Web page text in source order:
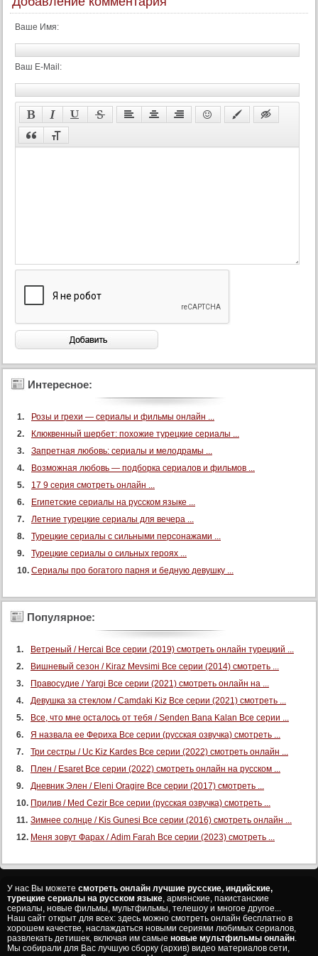
Ваше Имя:
Ваш E-Mail:
Интересное:
Розы и грехи — сериалы и фильмы онлайн ...
Клюквенный шербет: похожие турецкие сериалы ...
Запретная любовь: сериалы и мелодрамы ...
Возможная любовь — подборка сериалов и фильмов ...
17 9 серия смотреть онлайн ...
Египетские сериалы на русском языке ...
Летние турецкие сериалы для вечера ...
Турецкие сериалы с сильными персонажами ...
Турецкие сериалы о сильных героях ...
Сериалы про богатого парня и бедную девушку ...
Популярное:
Ветреный / Hercai Все серии (2019) смотреть онлайн турецкий ...
Вишневый сезон / Kiraz Mevsimi Все серии (2014) смотреть ...
Правосудие / Yargi Все серии (2021) смотреть онлайн на ...
Девушка за стеклом / Camdaki Kiz Все серии (2021) смотреть ...
Все, что мне осталось от тебя / Senden Bana Kalan Все серии ...
Я назвала ее Фериха Все серии (русская озвучка) смотреть ...
Три сестры / Uc Kiz Kardes Все серии (2022) смотреть онлайн ...
Плен / Esaret Все серии (2022) смотреть онлайн на русском ...
Дневник Элен / Eleni Oragire Все серии (2017) смотреть ...
Прилив / Med Cezir Все серии (русская озвучка) смотреть ...
Зимнее солнце / Kis Gunesi Все серии (2016) смотреть онлайн ...
Меня зовут Фарах / Adim Farah Все серии (2023) смотреть ...
У нас Вы можете смотреть онлайн лучшие русские, индийские,
турецкие сериалы на русском языке, армянские, пакистанские
сериалы, новые фильмы, мультфильмы, телешоу и многое другое...
Наш сайт открыт для всех: здесь можно смотреть онлайн бесплатно в
хорошем качестве, наслаждаться новыми сериями любимых сериалов,
развлекать детишек, включая им самые новые мультфильмы онлайн.
Мы собирали для Вас лучшую сборку (архив) видео материалов сети,